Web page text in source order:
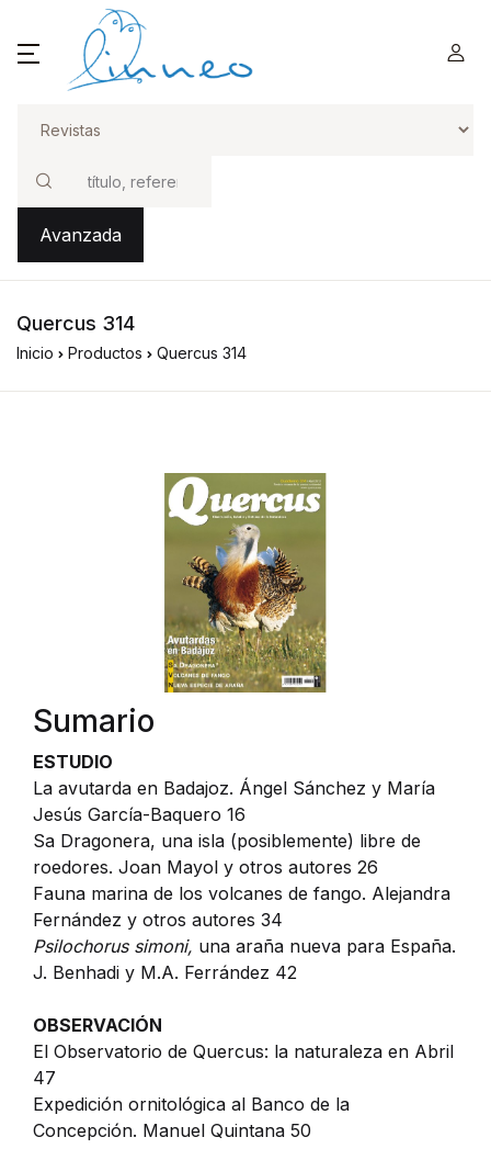
Buscar
Avanzada
Quercus 314
Inicio Productos Quercus 314
Sumario
ESTUDIO
La avutarda en Badajoz. Ángel Sánchez y María
Jesús García-Baquero 16
Sa Dragonera, una isla (posiblemente) libre de
roedores. Joan Mayol y otros autores 26
Fauna marina de los volcanes de fango. Alejandra
Fernández y otros autores 34
Psilochorus simoni, una araña nueva para España.
J. Benhadi y M.A. Ferrández 42
OBSERVACIÓN
El Observatorio de Quercus: la naturaleza en Abril
47
Expedición ornitológica al Banco de la
Concepción. Manuel Quintana 50